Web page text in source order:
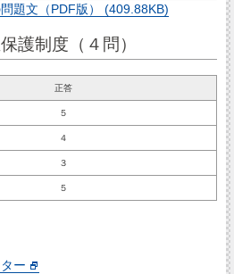
題文（PDF版） (409.88KB)
護制度（４問）
正答
５
４
３
５
ー